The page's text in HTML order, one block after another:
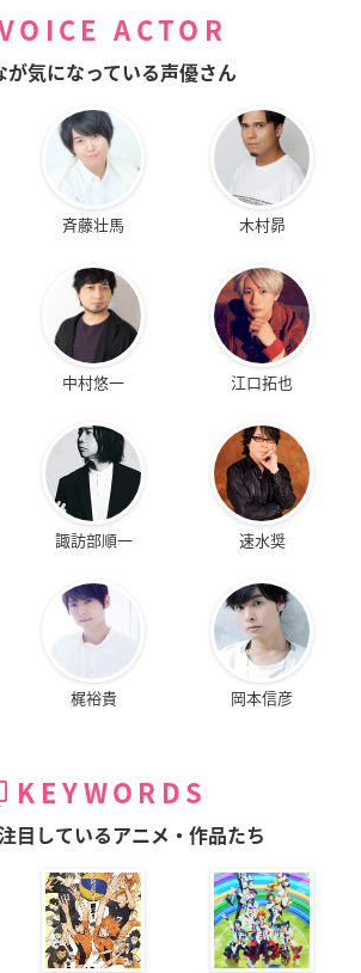
ACTOR
が気になっている声優さん
斉藤壮馬 木村昴
中村悠一 江口拓也
諏訪部順一 速水奨
梶裕貴 岡本信彦
KEYWORDS
目しているアニメ・作品たち